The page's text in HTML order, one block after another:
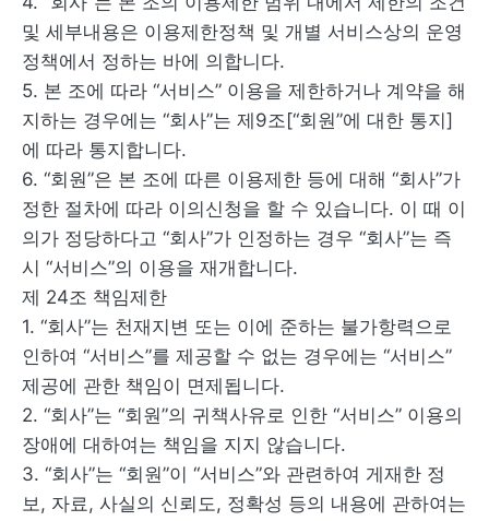
및 세부내용은 이용제한정책 및 개별 서비스상의 운영
정책에서 정하는 바에 의합니다.
5. 본 조에 따라 “서비스” 이용을 제한하거나 계약을 해
지하는 경우에는 “회사”는 제9조[“회원”에 대한 통지]
에 따라 통지합니다.
6. “회원”은 본 조에 따른 이용제한 등에 대해 “회사”가
정한 절차에 따라 이의신청을 할 수 있습니다. 이 때 이
의가 정당하다고 “회사”가 인정하는 경우 “회사”는 즉
시 “서비스”의 이용을 재개합니다.
제 24조 책임제한
1. “회사”는 천재지변 또는 이에 준하는 불가항력으로
인하여 “서비스”를 제공할 수 없는 경우에는 “서비스”
제공에 관한 책임이 면제됩니다.
2. “회사”는 “회원”의 귀책사유로 인한 “서비스” 이용의
장애에 대하여는 책임을 지지 않습니다.
3. “회사”는 “회원”이 “서비스”와 관련하여 게재한 정
보, 자료, 사실의 신뢰도, 정확성 등의 내용에 관하여는